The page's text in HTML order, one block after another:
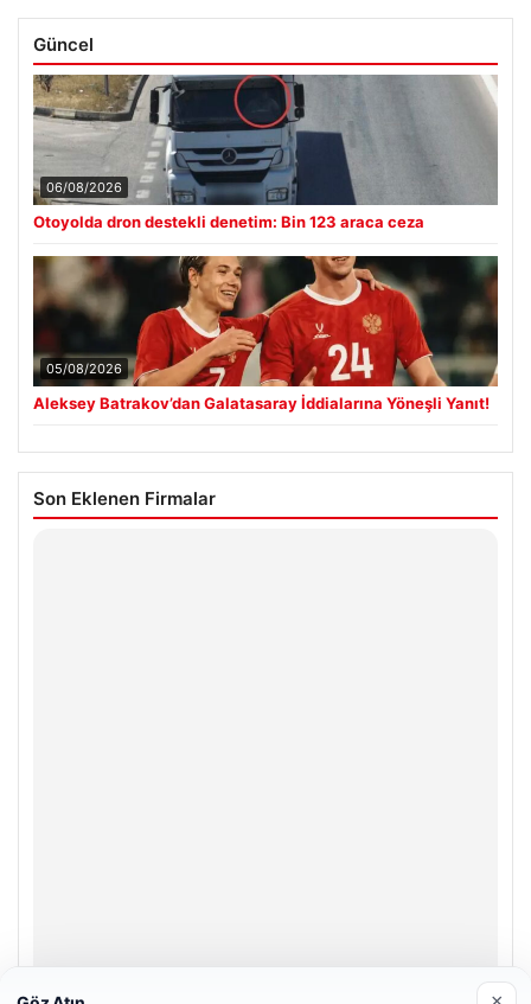
Güncel
06/08/2026
Otoyolda dron destekli denetim: Bin 123 araca ceza
05/08/2026
Aleksey Batrakov’dan Galatasaray İddialarına Yöneşli Yanıt!
Son Eklenen Firmalar